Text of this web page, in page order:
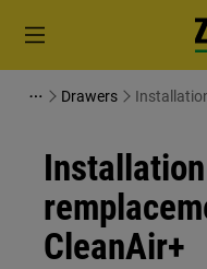
Drawers
CleanAir+